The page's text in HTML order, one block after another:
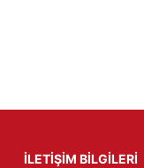
İLETİŞİM BİLGİLERİ